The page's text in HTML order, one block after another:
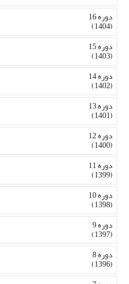
دوره 16
(1404)
دوره 15
(1403)
دوره 14
(1402)
دوره 13
(1401)
دوره 12
(1400)
دوره 11
(1399)
دوره 10
(1398)
دوره 9
(1397)
دوره 8
(1396)